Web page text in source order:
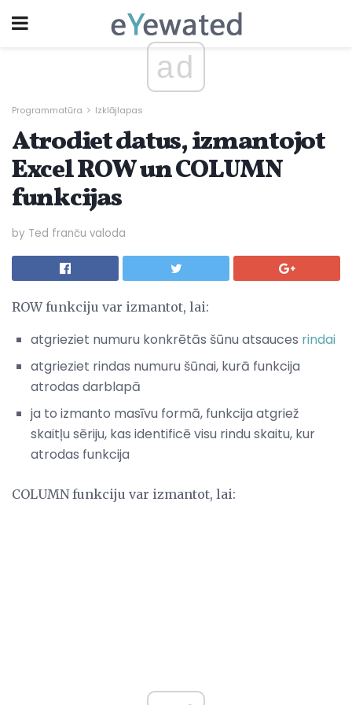
ad
Programmatūra Izklājlapas
Atrodiet datus, izmantojot
Excel ROW un COLUMN
funkcijas
by Ted franču valoda
ROW funkciju var izmantot, lai:
atgrieziet numuru konkrētās šūnu atsauces rindai
atgrieziet rindas numuru šūnai, kurā funkcija
atrodas darblapā
ja to izmanto masīvu formā, funkcija atgriež
skaitļu sēriju, kas identificē visu rindu skaitu, kur
atrodas funkcija
COLUMN funkciju var izmantot, lai: